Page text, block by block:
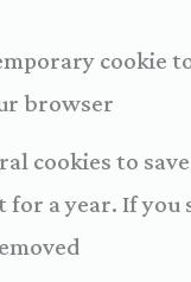
cookie
browser.
cookies to
a year. If